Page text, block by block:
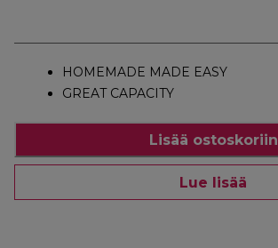
HOMEMADE MADE EASY
GREAT CAPACITY
Lisää ostoskoriin
Lue lisää